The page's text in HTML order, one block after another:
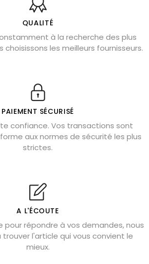
– pierre des anges
elle faite pour moi ?
apaisante
: vertus et signification
non chauffée
dans la maison
magiques
pierres choisir
et protection
argent 925
et précautions
magiques
QUALITÉ
à la recherche des plus
choisissons les meilleurs fournisseurs.
PAIEMENT SÉCURISÉ
confiance. Vos transactions sont
aux normes de sécurité les plus
strictes.
A L'ÉCOUTE
pour répondre à vos demandes, nous
trouver l'article qui vous convient le
mieux.